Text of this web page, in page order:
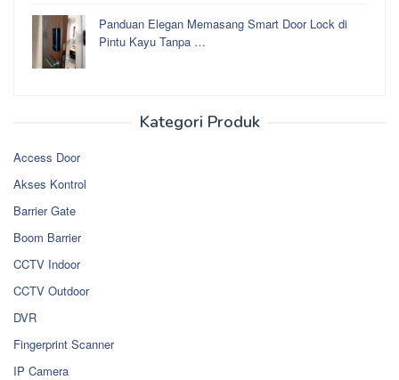
Panduan Elegan Memasang Smart Door Lock di
Pintu Kayu Tanpa …
Kategori Produk
Access Door
Akses Kontrol
Barrier Gate
Boom Barrier
CCTV Indoor
CCTV Outdoor
DVR
Fingerprint Scanner
IP Camera